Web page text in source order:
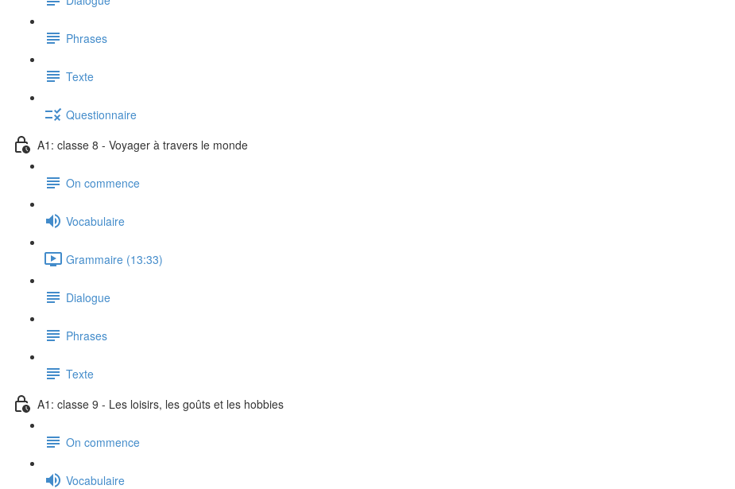
Phrases
Texte
Questionnaire
A1: classe 8 - Voyager à travers le monde
On commence
Vocabulaire
Grammaire (13:33)
Dialogue
Phrases
Texte
A1: classe 9 - Les loisirs, les goûts et les hobbies
On commence
Vocabulaire